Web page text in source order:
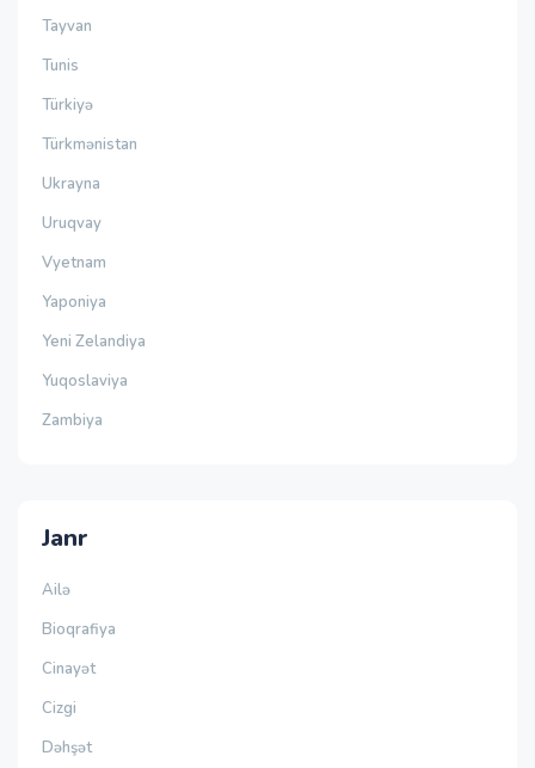
Tayvan
Tunis
Türkiyə
Türkmənistan
Ukrayna
Uruqvay
Vyetnam
Yaponiya
Yeni Zelandiya
Yuqoslaviya
Zambiya
Janr
Ailə
Bioqrafiya
Cinayət
Cizgi
Dəhşət